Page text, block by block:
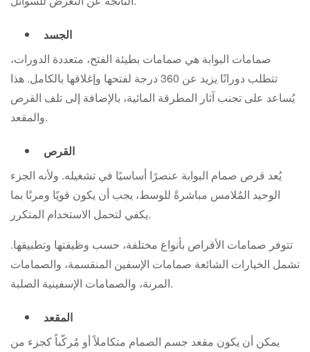
الجسد
صمامات البوابة هي صمامات بطيئة الفتح، متعددة الدورات،
تتطلب دورانًا يزيد عن 360 درجة لفتحها وإغلاقها بالكامل. هذا
يُساعد على تجنب آثار المطرقة المائية، بالإضافة إلى تلف القرص
والمقعد.
القرص
يُعد قرص صمام البوابة عنصرًا أساسيًا في تشغيله. ولأنه الجزء
الوحيد المُلامس مباشرةً للوسط، يجب أن يكون قويًا ومرنًا بما
يكفي لتحمل الاستخدام المتكرر.
تتوفر صمامات الأقراص بأنواع مختلفة، حسب وظيفتها وتطبيقها.
تشمل الخيارات الشائعة صمامات الإسفين المنقسمة، والصمامات
المرنة، والصمامات الإسفينية الصلبة.
المقعد
يمكن أن يكون مقعد جسم الصمام متكاملاً أو مُركّباً كجزء من